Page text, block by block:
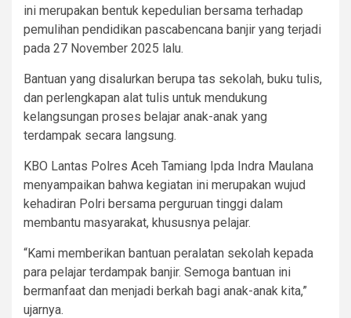
ini merupakan bentuk kepedulian bersama terhadap
pemulihan pendidikan pascabencana banjir yang terjadi
pada 27 November 2025 lalu.
Bantuan yang disalurkan berupa tas sekolah, buku tulis,
dan perlengkapan alat tulis untuk mendukung
kelangsungan proses belajar anak-anak yang
terdampak secara langsung.
KBO Lantas Polres Aceh Tamiang Ipda Indra Maulana
menyampaikan bahwa kegiatan ini merupakan wujud
kehadiran Polri bersama perguruan tinggi dalam
membantu masyarakat, khususnya pelajar.
“Kami memberikan bantuan peralatan sekolah kepada
para pelajar terdampak banjir. Semoga bantuan ini
bermanfaat dan menjadi berkah bagi anak-anak kita,”
ujarnya.